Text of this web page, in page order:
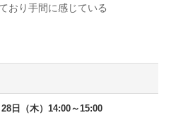
おり手間に感じている
日（木）14:00～15:00